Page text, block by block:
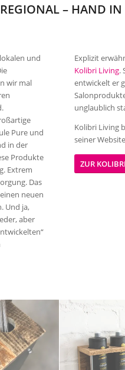
– HAND
und
wir mal
Pure und
in der
Produkte
Extrem
Das
neuen
Und ja,
aber
Explizit
Kolibri Living.
entwickelt er
unglaublich
Kolibri Living
seiner
ZUR